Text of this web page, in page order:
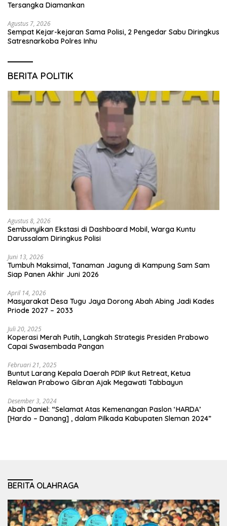
Tersangka Diamankan
Agustus 7, 2026
Sempat Kejar-kejaran Sama Polisi, 2 Pengedar Sabu Diringkus
Satresnarkoba Polres Inhu
BERITA POLITIK
Agustus 8, 2026
Sembunyikan Ekstasi di Dashboard Mobil, Warga Kuntu
Darussalam Diringkus Polisi
Juni 13, 2026
Tumbuh Maksimal, Tanaman Jagung di Kampung Sam Sam
Siap Panen Akhir Juni 2026
April 14, 2026
Masyarakat Desa Tugu Jaya Dorong Abah Abing Jadi Kades
Priode 2027 – 2033
Juli 20, 2025
Koperasi Merah Putih, Langkah Strategis Presiden Prabowo
Capai Swasembada Pangan
Februari 21, 2025
Buntut Larang Kepala Daerah PDIP Ikut Retreat, Ketua
Relawan Prabowo Gibran Ajak Megawati Tabbayun
Desember 3, 2024
Abah Daniel: “Selamat Atas Kemenangan Paslon ‘HARDA’
[Hardo – Danang] , dalam Pilkada Kabupaten Sleman 2024”
BERITA OLAHRAGA